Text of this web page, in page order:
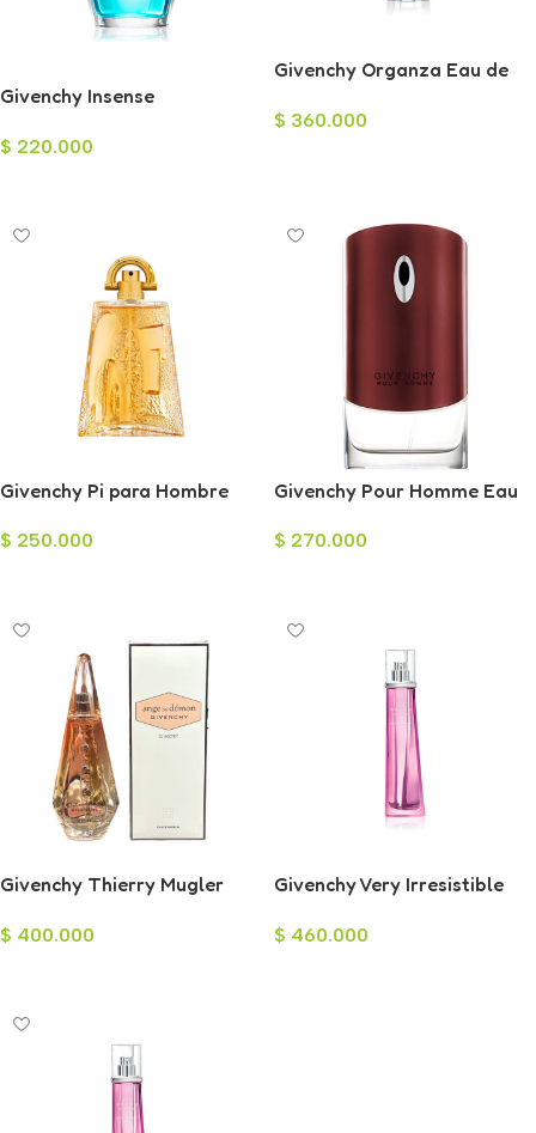
Givenchy Insense
para Hombre 100ml
$ 220.000
Givenchy Organza Eau de
$ 360.000
Givenchy Pi para Hombre
$ 250.000
Givenchy Pour Homme Eau
100ml
$ 270.000
Givenchy Thierry Mugler
Eau de Parfum para Mujer
$ 400.000
Givenchy Very Irresistible
75ml
$ 460.000